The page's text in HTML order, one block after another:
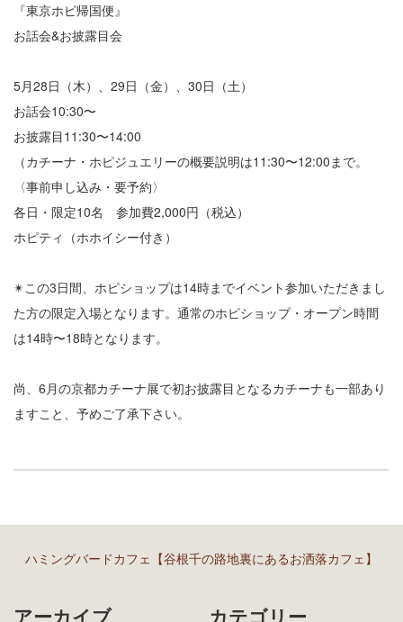
『東京ホピ帰国便』
お話会&お披露目会
5月28日（木）、29日（金）、30日（土）
お話会10:30〜
お披露目11:30〜14:00
（カチーナ・ホピジュエリーの概要説明は11:30〜12:00まで。
〈事前申し込み・要予約〉
各日・限定10名 参加費2,000円（税込）
ホピティ（ホホイシー付き）
✴︎この3日間、ホピショップは14時までイベント参加いただきまし
た方の限定入場となります。通常のホピショップ・オープン時間
は14時〜18時となります。
尚、6月の京都カチーナ展で初お披露目となるカチーナも一部あり
ますこと、予めご了承下さい。
ハミングバードカフェ【谷根千の路地裏にあるお洒落カフェ】
アーカイブ カテゴリー